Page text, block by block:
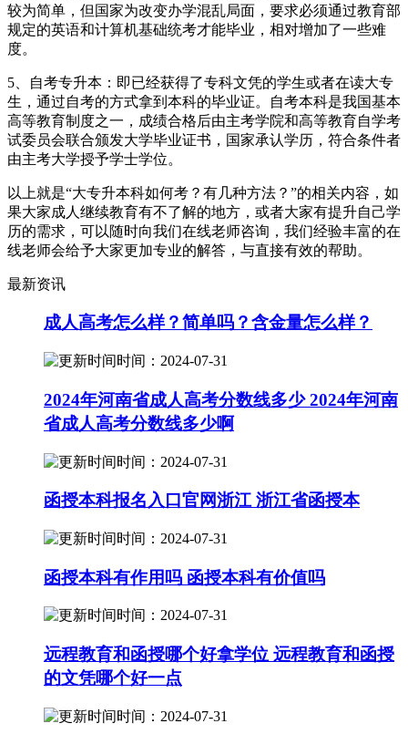
较为简单，但国家为改变办学混乱局面，要求必须通过教育部
规定的英语和计算机基础统考才能毕业，相对增加了一些难
度。
5、自考专升本：即已经获得了专科文凭的学生或者在读大专
生，通过自考的方式拿到本科的毕业证。自考本科是我国基本
高等教育制度之一，成绩合格后由主考学院和高等教育自学考
试委员会联合颁发大学毕业证书，国家承认学历，符合条件者
由主考大学授予学士学位。
以上就是“大专升本科如何考？有几种方法？”的相关内容，如
果大家成人继续教育有不了解的地方，或者大家有提升自己学
历的需求，可以随时向我们在线老师咨询，我们经验丰富的在
线老师会给予大家更加专业的解答，与直接有效的帮助。
最新资讯
成人高考怎么样？简单吗？含金量怎么样？
时间：2024-07-31
2024年河南省成人高考分数线多少 2024年河南
省成人高考分数线多少啊
时间：2024-07-31
函授本科报名入口官网浙江 浙江省函授本
时间：2024-07-31
函授本科有作用吗 函授本科有价值吗
时间：2024-07-31
远程教育和函授哪个好拿学位 远程教育和函授
的文凭哪个好一点
时间：2024-07-31